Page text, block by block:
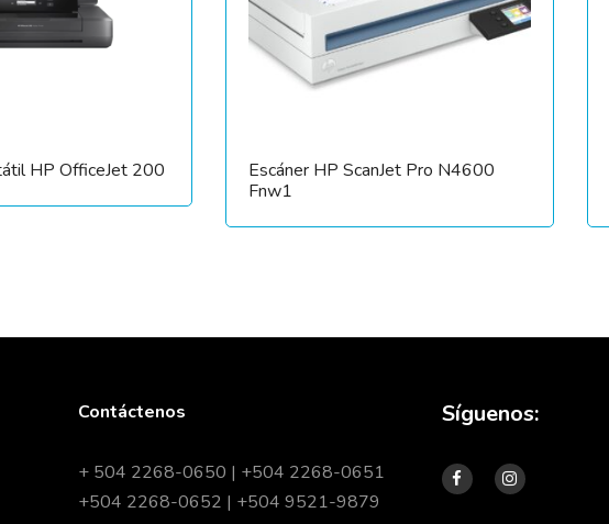
HP OfficeJet 200
Escáner HP ScanJet Pro N4600
Fnw1
Contáctenos
+ 504 2268-0650 | +504 2268-0651
+504 2268-0652 | +504 9521-9879
Síguenos: